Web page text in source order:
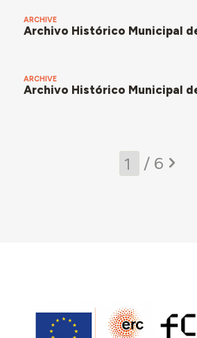
ARCHIVE
Archivo Histórico Municipal
ARCHIVE
Archivo Histórico Municipal
/ 6